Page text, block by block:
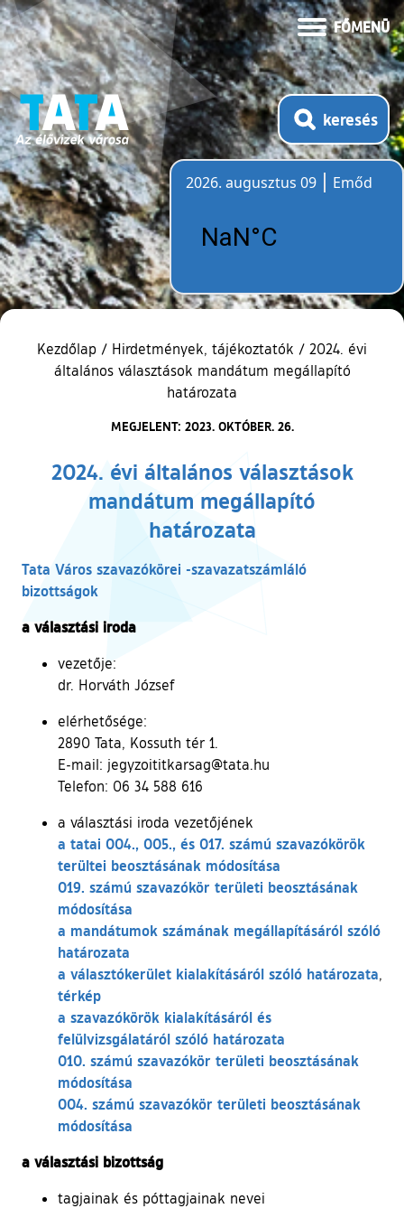
FŐMENÜ
keresés
2026. augusztus 09
Emőd
Kezdőlap / Hirdetmények, tájékoztatók / 2024. évi
általános választások mandátum megállapító
határozata
MEGJELENT: 2023. OKTÓBER. 26.
2024. évi általános választások
mandátum megállapító
határozata
Tata Város szavazókörei -szavazatszámláló
bizottságok
a választási iroda
vezetője:
dr. Horváth József
elérhetősége:
2890 Tata, Kossuth tér 1.
E-mail: jegyzoititkarsag@tata.hu
Telefon: 06 34 588 616
a választási iroda vezetőjének
a tatai 004., 005., és 017. számú szavazókörök
terültei beosztásának módosítása
019. számú szavazókör területi beosztásának
módosítása
a mandátumok számának megállapításáról szóló
határozata
a választókerület kialakításáról szóló határozata,
térkép
a szavazókörök kialakításáról és
felülvizsgálatáról szóló határozata
010. számú szavazókör területi beosztásának
módosítása
004. számú szavazókör területi beosztásának
módosítása
a választási bizottság
tagjainak és póttagjainak nevei